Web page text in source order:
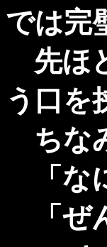
では完
先ほ
う口を
ちな
「な
「ぜ